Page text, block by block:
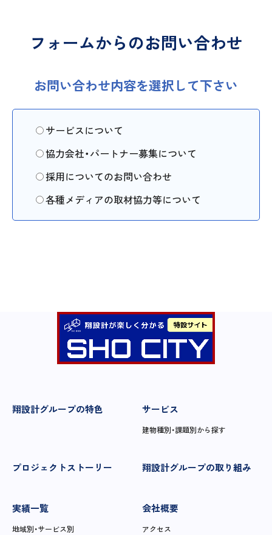
フォームからのお問い合わせ
お問い合わせ内容を選択して下さい
サービスについて
協力会社・パートナー募集について
採用についてのお問い合わせ
各種メディアの取材協力等について
翔設計グループの特色 サービス
建物種別・課題別から探す
プロジェクトストーリー 翔設計グループの取り組み
実績一覧
地域別・サービス別
会社概要
アクセス